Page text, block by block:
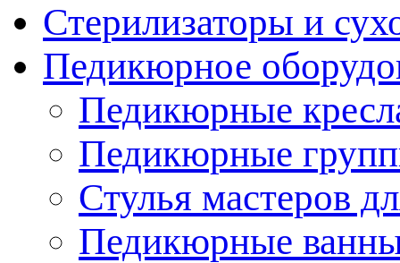
Стерилизаторы и
Педикюрное
Педикюрные
Педикюрные
Стулья мастеров
Педикюрные